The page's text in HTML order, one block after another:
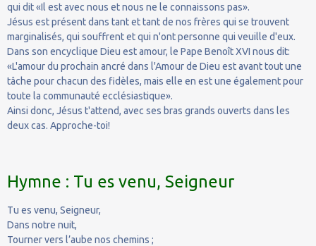
qui dit «Il est avec nous et nous ne le connaissons pas».
Jésus est présent dans tant et tant de nos frères qui se trouvent
marginalisés, qui souffrent et qui n'ont personne qui veuille d'eux.
Dans son encyclique Dieu est amour, le Pape Benoît XVI nous dit:
«L'amour du prochain ancré dans l'Amour de Dieu est avant tout une
tâche pour chacun des fidèles, mais elle en est une également pour
toute la communauté ecclésiastique».
Ainsi donc, Jésus t'attend, avec ses bras grands ouverts dans les
deux cas. Approche-toi!
Hymne : Tu es venu, Seigneur
Tu es venu, Seigneur,
Dans notre nuit,
Tourner vers l’aube nos chemins ;